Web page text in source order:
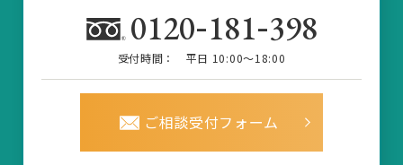
0120-181-398
受付時間： 平日 10:00～18:00
ご相談受付フォーム